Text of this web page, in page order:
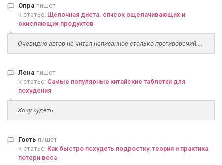
Опра пишет
к статье: Щелочная диета. список ощелачивающих и
окисляющих продуктов
Очевидно автор не читал написанное столько противоречий....
Лена пишет
к статье: Самые популярные китайские таблетки для
похудения
Хочу худеть
Гость пишет
к статье: Как быстро похудеть подростку: теория и практика
потери веса